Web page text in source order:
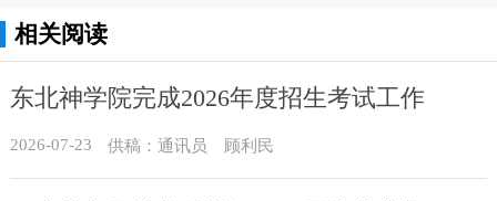
相关阅读
东北神学院完成2026年度招生考试工作
2026-07-23 供稿：通讯员 顾利民